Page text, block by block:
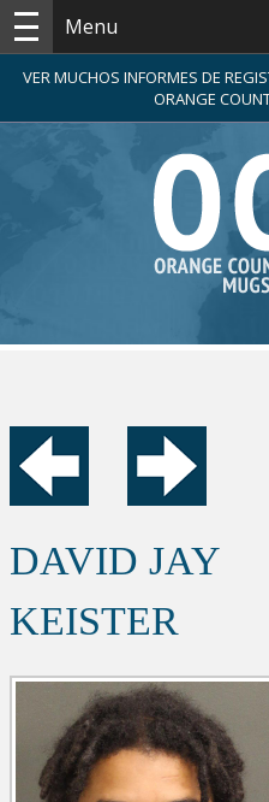
Menu
VER MUCHOS INFORMES DE
ORANGE
DAVID JAY
KEISTER